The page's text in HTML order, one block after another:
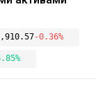
-0.36%